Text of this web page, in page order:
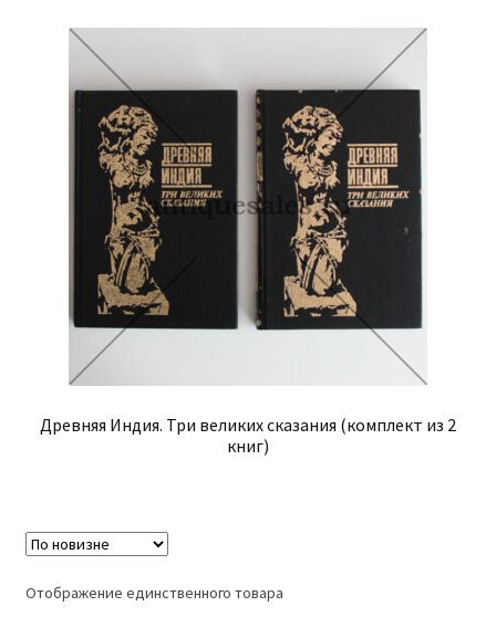
Древняя Индия. Три великих сказания (комплект из 2
книг)
Отображение единственного товара